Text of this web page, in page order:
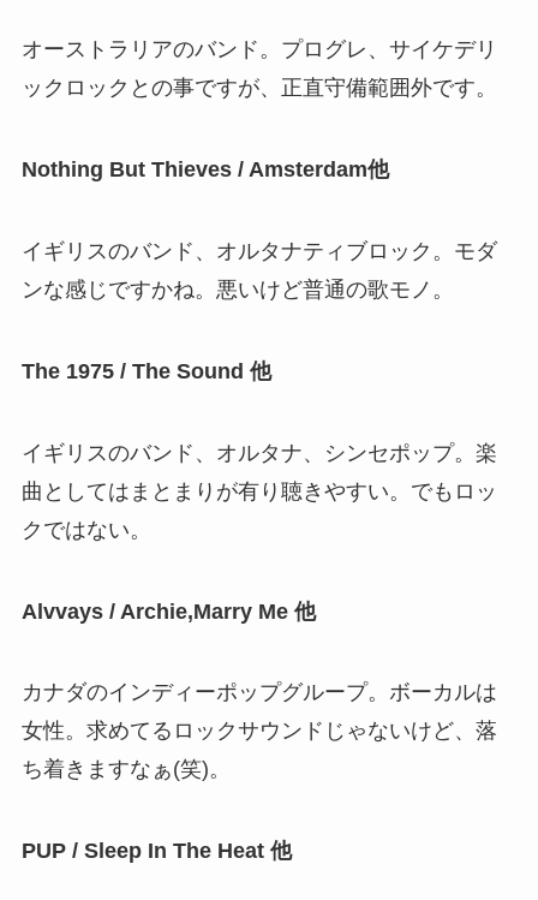
オーストラリアのバンド。プログレ、サイケデリ
ックロックとの事ですが、正直守備範囲外です。
Nothing But Thieves / Amsterdam他
イギリスのバンド、オルタナティブロック。モダ
ンな感じですかね。悪いけど普通の歌モノ。
The 1975 / The Sound 他
イギリスのバンド、オルタナ、シンセポップ。楽
曲としてはまとまりが有り聴きやすい。でもロッ
クではない。
Alvvays / Archie,Marry Me 他
カナダのインディーポップグループ。ボーカルは
女性。求めてるロックサウンドじゃないけど、落
ち着きますなぁ(笑)。
PUP / Sleep In The Heat 他